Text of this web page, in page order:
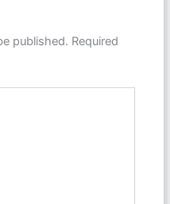
published. Required